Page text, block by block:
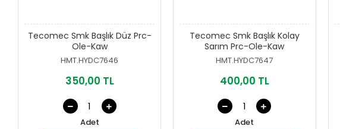
Tecomec Smk Başlık Düz Prc-
Ole-Kaw
HMT.HYDC7646
350,00 TL
Adet
Tecomec Smk Başlık Kolay
Sarım Prc-Ole-Kaw
HMT.HYDC7647
400,00 TL
Adet